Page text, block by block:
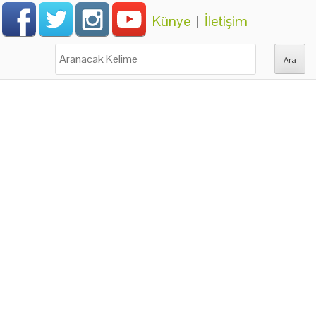
Künye | İletişim